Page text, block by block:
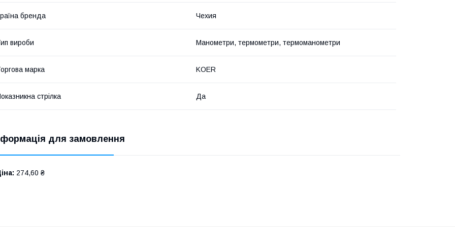
бренда Чехия
вироби Манометри, термометри, термоманометри
марка KOER
стрілка Да
для замовлення
274,60 ₴